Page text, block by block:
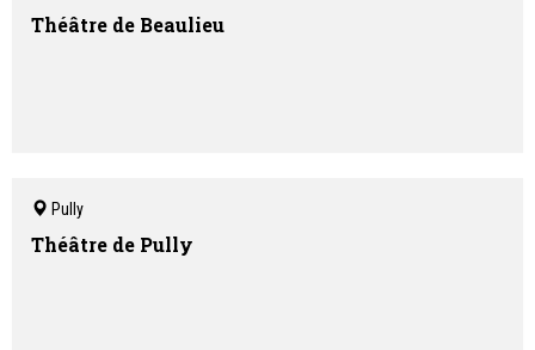
Théâtre de Beaulieu
Pully
Théâtre de Pully